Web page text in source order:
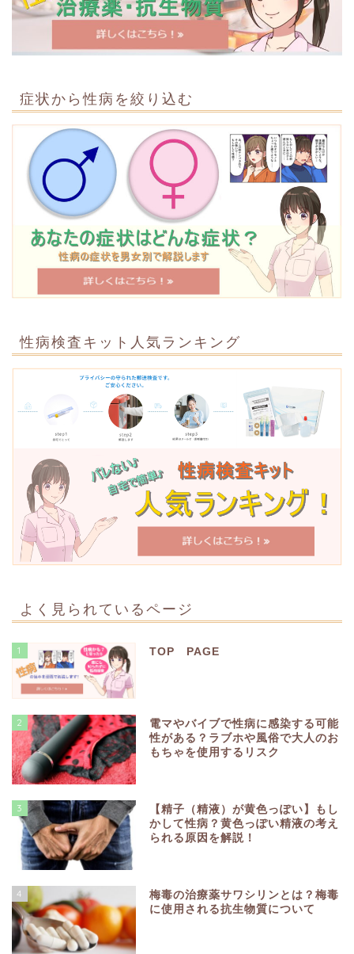
症状から性病を絞り込む
性病検査キット人気ランキング
よく見られているページ
1 TOP PAGE
2
電マやバイブで性病に感染する可能
性がある？ラブホや風俗で大人のお
もちゃを使用するリスク
3
【精子（精液）が黄色っぽい】もし
かして性病？黄色っぽい精液の考え
られる原因を解説！
4
梅毒の治療薬サワシリンとは？梅毒
に使用される抗生物質について